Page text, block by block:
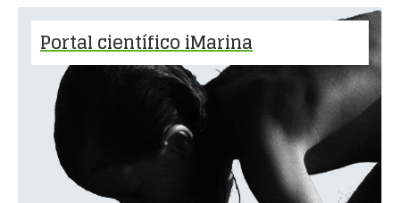
Portal científico iMarina